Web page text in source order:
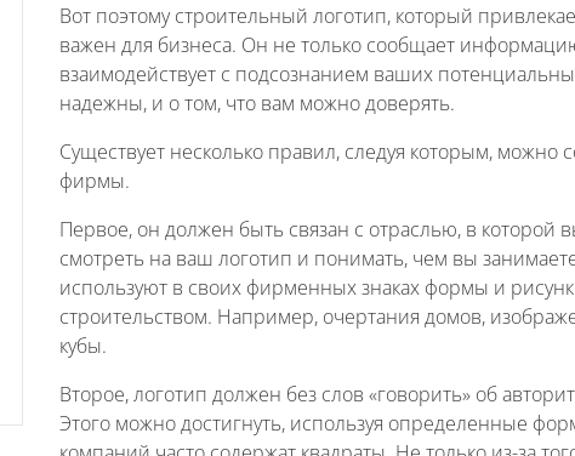
Вот поэтому строительный логотип, который
важен для бизнеса. Он не только сообщает
взаимодействует с подсознанием ваших
надежны, и о том, что вам можно доверять.
Существует несколько правил, следуя которым, можно
фирмы.
Первое, он должен быть связан с отраслью, в
смотреть на ваш логотип и понимать, чем вы
используют в своих фирменных знаках формы и
строительством. Например, очертания домов,
кубы.
Второе, логотип должен без слов «говорить» об
Этого можно достигнуть, используя определенные